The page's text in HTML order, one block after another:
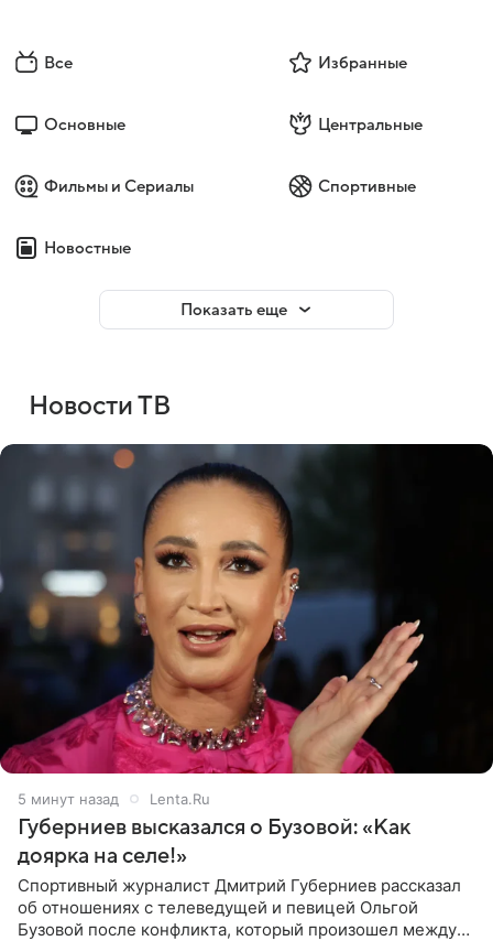
Все Избранные
Основные Центральные
Фильмы и Сериалы Спортивные
Новостные
Показать еще
Новости ТВ
5 минут назад Lenta.Ru
Губерниев высказался о Бузовой: «Как
доярка на селе!»
Спортивный журналист Дмитрий Губерниев рассказал
об отношениях с телеведущей и певицей Ольгой
Бузовой после конфликта, который произошел между